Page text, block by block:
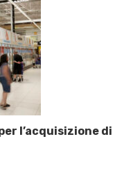
l’acquisizione di